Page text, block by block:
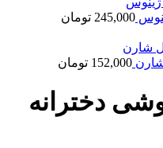
245,000 تومان
152,000 تومان
دوشی دخترانه